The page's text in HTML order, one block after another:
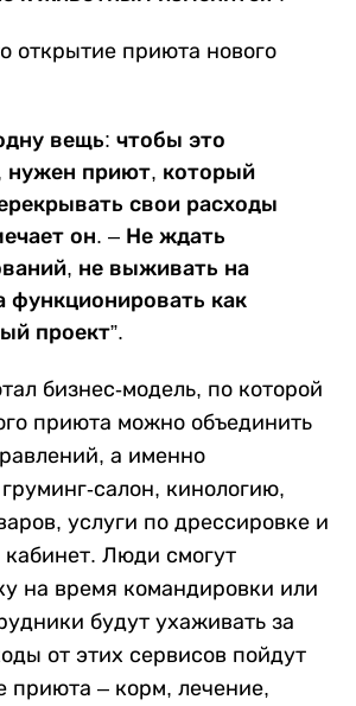
открытие приюта нового
вещь: чтобы это
нужен приют, который
свои расходы
он. – Не ждать
не выживать на
функционировать как
проект”.
бизнес-модель, по которой
приюта можно объединить
а именно
салон, кинологию,
услуги по дрессировке и
Люди смогут
на время командировки или
будут ухаживать за
от этих сервисов пойдут
приюта – корм, лечение,